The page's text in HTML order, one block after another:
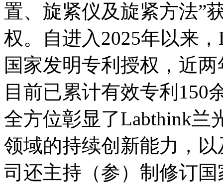
置、旋紧仪及旋紧方法”
权。自进入2025年以来
国家发明专利授权，近
目前已累计有效专利150
全方位彰显了Labthink兰
领域的持续创新能力，
司还主持（参）制修订